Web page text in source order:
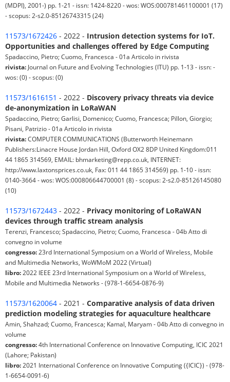
(MDPI), 2001-) pp. 1-21 - issn: 1424-8220 - wos: WOS:000781461100001 (17)
- scopus: 2-s2.0-85126743315 (24)
11573/1672426 - 2022 - Intrusion detection systems for IoT.
Opportunities and challenges offered by Edge Computing
Spadaccino, Pietro; Cuomo, Francesca - 01a Articolo in rivista
rivista: Journal on Future and Evolving Technologies (ITU) pp. 1-13 - issn: -
wos: (0) - scopus: (0)
11573/1616151 - 2022 - Discovery privacy threats via device
de-anonymization in LoRaWAN
Spadaccino, Pietro; Garlisi, Domenico; Cuomo, Francesca; Pillon, Giorgio;
Pisani, Patrizio - 01a Articolo in rivista
rivista:COMPUTER COMMUNICATIONS (Butterworth Heinemann
Publishers:Linacre House Jordan Hill, Oxford OX2 8DP United Kingdom:011
44 1865 314569, EMAIL: bhmarketing@repp.co.uk, INTERNET:
http://www.laxtonsprices.co.uk, Fax: 011 44 1865 314569) pp. 1-10 - issn:
0140-3664 - wos: WOS:000806644700001 (8) - scopus: 2-s2.0-85126145080
(10)
11573/1672443 - 2022 - Privacy monitoring of LoRaWAN
devices through traffic stream analysis
Terenzi, Francesco; Spadaccino, Pietro; Cuomo, Francesca - 04b Atto di
convegno in volume
congresso: 23rd International Symposium on a World of Wireless, Mobile
and Multimedia Networks, WoWMoM 2022 (Virtual)
libro: 2022 IEEE 23rd International Symposium on a World of Wireless,
Mobile and Multimedia Networks - (978-1-6654-0876-9)
11573/1620064 - 2021 - Comparative analysis of data driven
prediction modeling strategies for aquaculture healthcare
Amin, Shahzad; Cuomo, Francesca; Kamal, Maryam - 04b Atto di convegno in
volume
congresso:4th International Conference on Innovative Computing, ICIC 2021
(Lahore; Pakistan)
libro: 2021 International Conference on Innovative Computing ({ICIC}) - (978-
1-6654-0091-6)